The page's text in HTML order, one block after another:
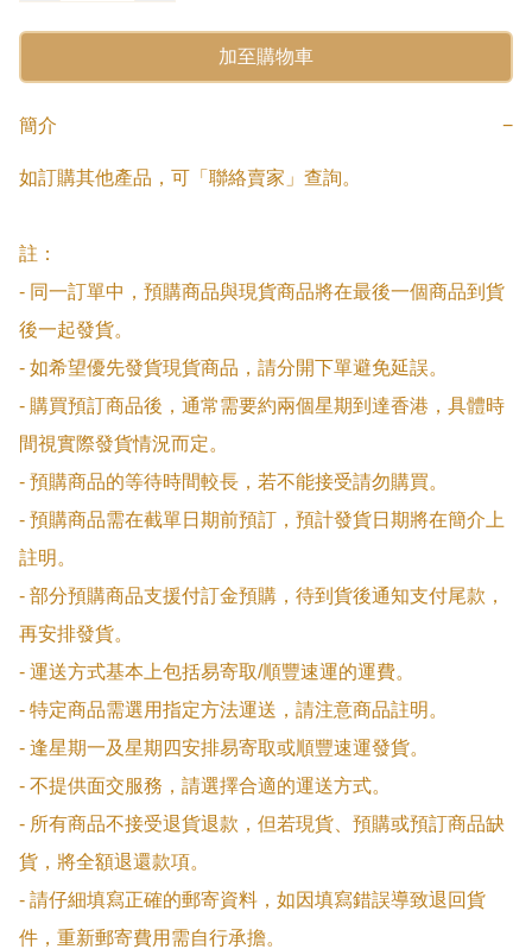
加至購物車
簡介 −
如訂購其他產品，可「聯絡賣家」查詢。
註：
- 同一訂單中，預購商品與現貨商品將在最後一個商品到貨
後一起發貨。
- 如希望優先發貨現貨商品，請分開下單避免延誤。
- 購買預訂商品後，通常需要約兩個星期到達香港，具體時
間視實際發貨情況而定。
- 預購商品的等待時間較長，若不能接受請勿購買。
- 預購商品需在截單日期前預訂，預計發貨日期將在簡介上
註明。
- 部分預購商品支援付訂金預購，待到貨後通知支付尾款，
再安排發貨。
- 運送方式基本上包括易寄取/順豐速運的運費。
- 特定商品需選用指定方法運送，請注意商品註明。
- 逢星期一及星期四安排易寄取或順豐速運發貨。
- 不提供面交服務，請選擇合適的運送方式。
- 所有商品不接受退貨退款，但若現貨、預購或預訂商品缺
貨，將全額退還款項。
- 請仔細填寫正確的郵寄資料，如因填寫錯誤導致退回貨
件，重新郵寄費用需自行承擔。